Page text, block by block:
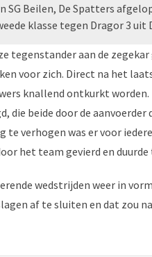
SG Beilen, De Spatters
klasse tegen Dragor 3
tegenstander aan de zegekar
voor zich. Direct na het
knallend ontkurkt worden.
die beide door de
verhogen was er voor
het team gevierd en
wedstrijden weer in
af te sluiten en dat zou